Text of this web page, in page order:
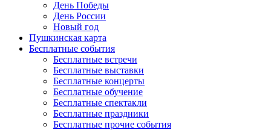
День Победы
День России
Новый год
Пушкинская карта
Бесплатные события
Бесплатные встречи
Бесплатные выставки
Бесплатные концерты
Бесплатные обучение
Бесплатные спектакли
Бесплатные праздники
Бесплатные прочие события